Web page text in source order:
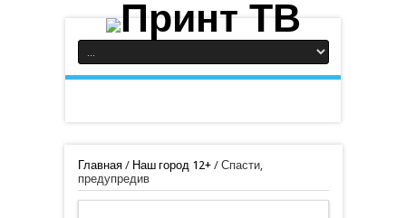
Главная/ Наш город 12+/ Спасти,
предупредив